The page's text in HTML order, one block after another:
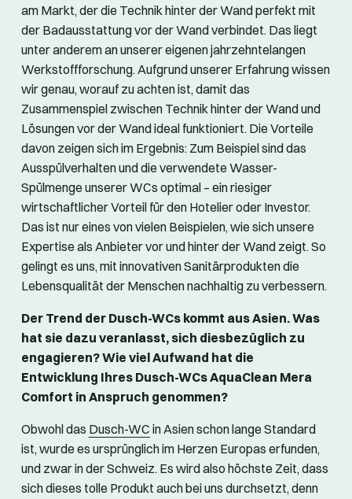
am Markt, der die Technik hinter der Wand perfekt mit
der Badausstattung vor der Wand verbindet. Das liegt
unter anderem an unserer eigenen jahrzehntelangen
Werkstoffforschung. Aufgrund unserer Erfahrung wissen
wir genau, worauf zu achten ist, damit das
Zusammenspiel zwischen Technik hinter der Wand und
Lösungen vor der Wand ideal funktioniert. Die Vorteile
davon zeigen sich im Ergebnis: Zum Beispiel sind das
Ausspülverhalten und die verwendete Wasser-
Spülmenge unserer WCs optimal – ein riesiger
wirtschaftlicher Vorteil für den Hotelier oder Investor.
Das ist nur eines von vielen Beispielen, wie sich unsere
Expertise als Anbieter vor und hinter der Wand zeigt. So
gelingt es uns, mit innovativen Sanitärprodukten die
Lebensqualität der Menschen nachhaltig zu verbessern.
Der Trend der Dusch-WCs kommt aus Asien. Was
hat sie dazu veranlasst, sich diesbezüglich zu
engagieren? Wie viel Aufwand hat die
Entwicklung Ihres Dusch-WCs AquaClean Mera
Comfort in Anspruch genommen?
Obwohl das Dusch-WC in Asien schon lange Standard
ist, wurde es ursprünglich im Herzen Europas erfunden,
und zwar in der Schweiz. Es wird also höchste Zeit, dass
sich dieses tolle Produkt auch bei uns durchsetzt, denn